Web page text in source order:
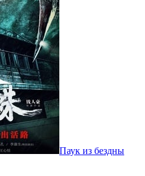
Паук из бездны